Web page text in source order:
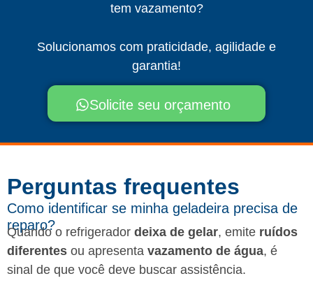
tem vazamento?
Solucionamos com praticidade, agilidade e
garantia!
Solicite seu orçamento
Perguntas frequentes​
Como identificar se minha geladeira precisa de
reparo?
Quando o refrigerador deixa de gelar, emite ruídos
diferentes ou apresenta vazamento de água, é
sinal de que você deve buscar assistência.